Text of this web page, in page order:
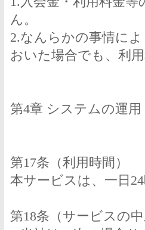
ん。
2.なんらかの事情に
おいた場合でも、利
第4章 システムの運用
第17条（利用時間）
本サービスは、一日
第18条（サービスの